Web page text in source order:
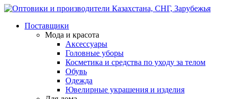
Поставщики
Мода и красота
Аксессуары
Головные уборы
Косметика и средства по уходу за телом
Обувь
Одежда
Ювелирные украшения и изделия